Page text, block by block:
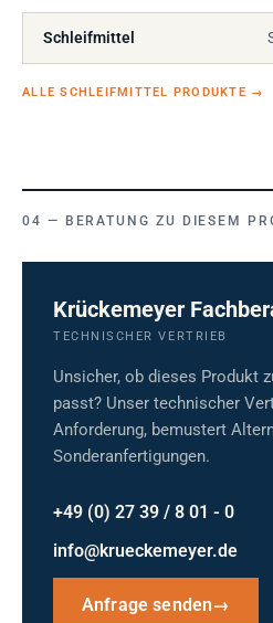
Schleifmittel
ALLE SCHLEIFMITTEL PRODUKTE →
BERATUNG ZU DIESEM
Krückemeyer
TECHNISCHER VERTRIEB
Unsicher, ob dieses Produkt
passt? Unser technischer
Anforderung, bemustert
Sonderanfertigungen.
+49 (0) 27 39 / 8 01 - 0
info@krueckemeyer.de
Anfrage senden→